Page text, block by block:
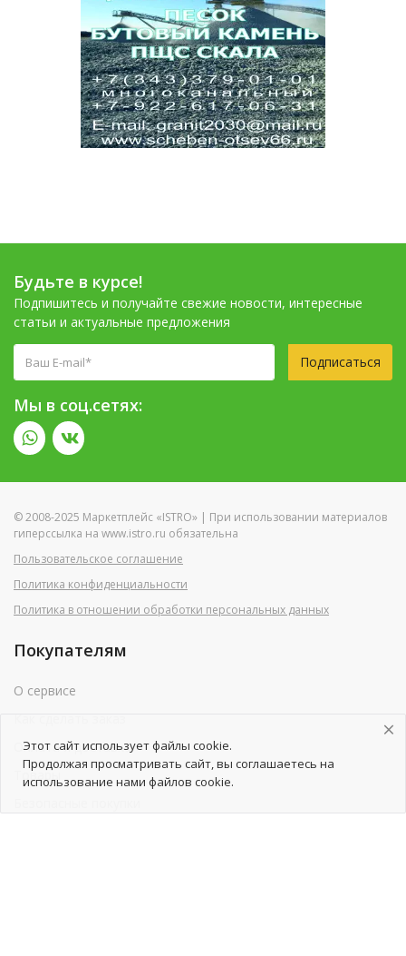
Будьте в курсе!
Подпишитесь и получайте свежие новости, интересные
статьи и актуальные предложения
Подписаться
Мы в соц.сетях:
© 2008-2025 Маркетплейс «ISTRO» | При использовании материалов
гиперссылка на www.istro.ru обязательна
Пользовательское соглашение
Политика конфиденциальности
Политика в отношении обработки персональных данных
Покупателям
О сервисе
Оплата и доставка
Товары
Этот сайт использует файлы cookie.
Продолжая просматривать сайт, вы соглашаетесь на
использование нами файлов cookie.